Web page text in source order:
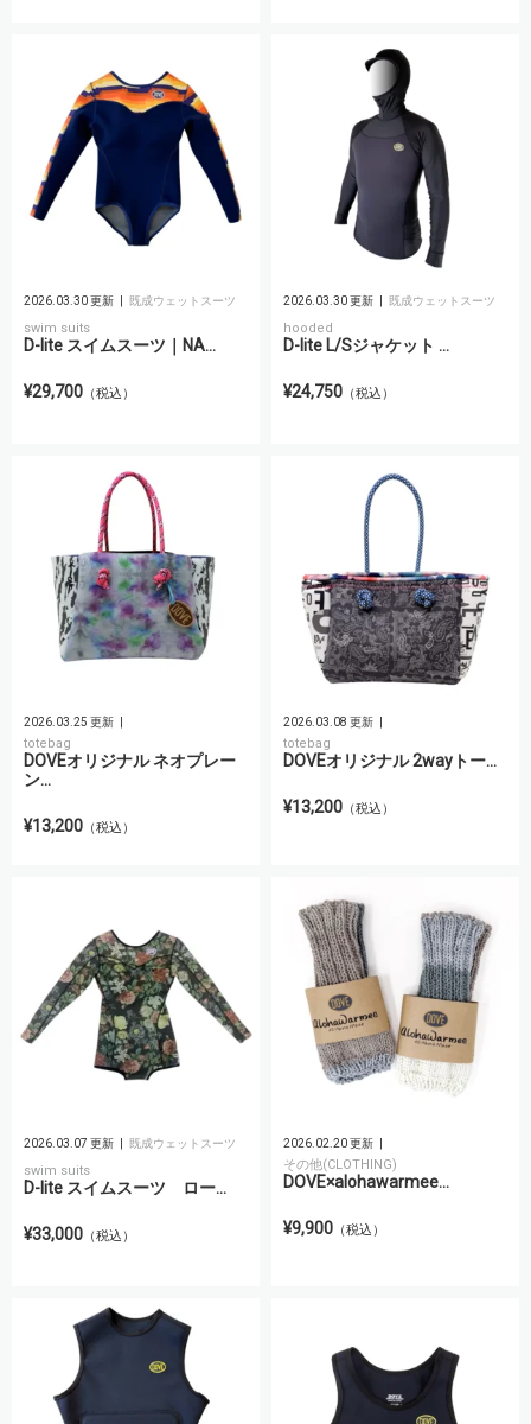
2026.03.30 更新 既成ウェットスーツ
swim suits
D-lite スイムスーツ｜NA...
¥29,700 （税込）
2026.03.30 更新 既成ウェットスーツ
hooded
D-lite L/Sジャケット ...
¥24,750 （税込）
2026.03.25 更新
totebag
DOVEオリジナル ネオプレー
ン...
¥13,200 （税込）
2026.03.08 更新
totebag
DOVEオリジナル 2wayトー...
¥13,200 （税込）
2026.03.07 更新 既成ウェットスーツ
swim suits
D-lite スイムスーツ ロー...
¥33,000 （税込）
2026.02.20 更新
その他(CLOTHING)
DOVE×alohawarmee...
¥9,900 （税込）